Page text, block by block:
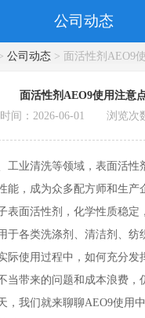
公司动态
公司动态> 面活性剂AEO9
面活性剂AEO9使用注意
间：2026-06-01 浏览次
工业清洗等领域，表面活性
能，成为众多配方师和生产
表面活性剂，化学性质稳定
于各类洗涤剂、清洁剂、纺
际使用过程中，如何充分发
当带来的问题和成本浪费，
，我们就来聊聊AEO9使用